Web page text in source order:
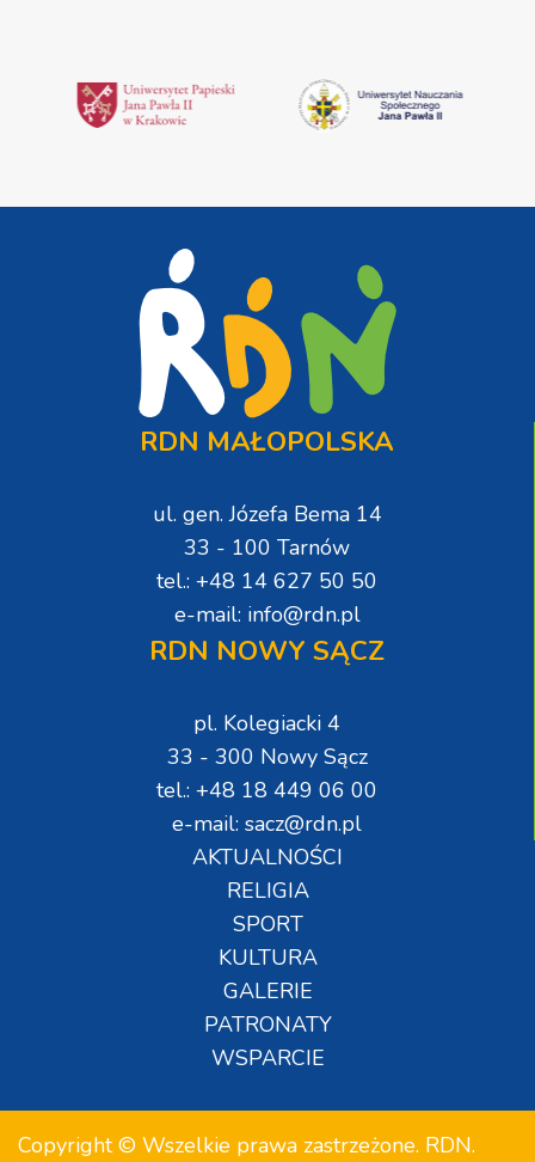
RDN MAŁOPOLSKA
ul. gen. Józefa Bema 14
33 - 100 Tarnów
tel.: +48 14 627 50 50
e-mail: info@rdn.pl
RDN NOWY SĄCZ
pl. Kolegiacki 4
33 - 300 Nowy Sącz
tel.: +48 18 449 06 00
e-mail: sacz@rdn.pl
AKTUALNOŚCI
RELIGIA
SPORT
KULTURA
GALERIE
PATRONATY
WSPARCIE
Copyright © Wszelkie prawa zastrzeżone. RDN.